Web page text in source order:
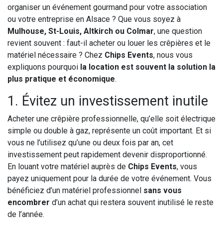
organiser un événement gourmand pour votre association
ou votre entreprise en Alsace ? Que vous soyez à
Mulhouse, St-Louis, Altkirch ou Colmar, une question
revient souvent : faut-il acheter ou louer les crêpières et le
matériel nécessaire ? Chez Chips Events, nous vous
expliquons pourquoi la location est souvent la solution la
plus pratique et économique.
1. Évitez un investissement inutile
Acheter une crêpière professionnelle, qu’elle soit électrique
simple ou double à gaz, représente un coût important. Et si
vous ne l’utilisez qu’une ou deux fois par an, cet
investissement peut rapidement devenir disproportionné.
En louant votre matériel auprès de Chips Events, vous
payez uniquement pour la durée de votre événement. Vous
bénéficiez d’un matériel professionnel sans vous
encombrer d’un achat qui restera souvent inutilisé le reste
de l’année.